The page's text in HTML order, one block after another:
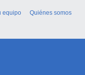
equipo
Quiénes somos